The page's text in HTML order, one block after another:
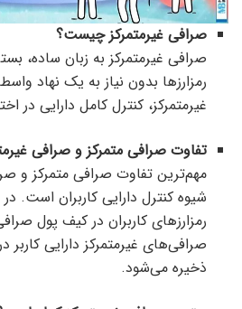
صرافی غیرمتمرکز چیست؟
صرافی غیرمتمرکز به زبان ساده،
رمزارزها بدون نیاز به یک نهاد
غیرمتمرکز، کنترل کامل دارایی در
تفاوت صرافی متمرکز و صرافی
مهم‌ترین تفاوت صرافی متمرکز و
شیوه کنترل دارایی کاربران است.
رمزارزهای کاربران در کیف پول
صرافی‌های غیرمتمرکز دارایی
ذخیره می‌شود.